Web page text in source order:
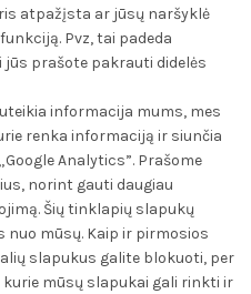
atpažįsta ar jūsų naršyklė
Pvz, tai padeda
prašote pakrauti didelės
informacija mums, mes
renka informaciją ir siunčia
Analytics”. Prašome
norint gauti daugiau
Šių tinklapių slapukų
mūsų. Kaip ir pirmosios
slapukus galite blokuoti, per
mūsų slapukai gali rinkti ir